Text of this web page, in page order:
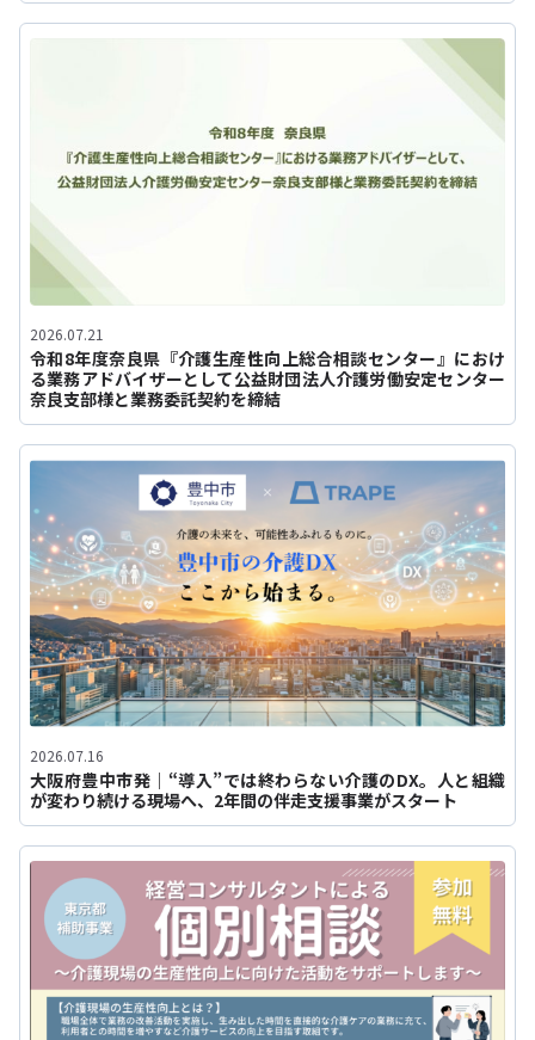
2026.07.21
令和8年度奈良県『介護生産性向上総合相談センター』におけ
る業務アドバイザーとして公益財団法人介護労働安定センター
奈良支部様と業務委託契約を締結
2026.07.16
大阪府豊中市発｜“導入”では終わらない介護のDX。人と組織
が変わり続ける現場へ、2年間の伴走支援事業がスタート